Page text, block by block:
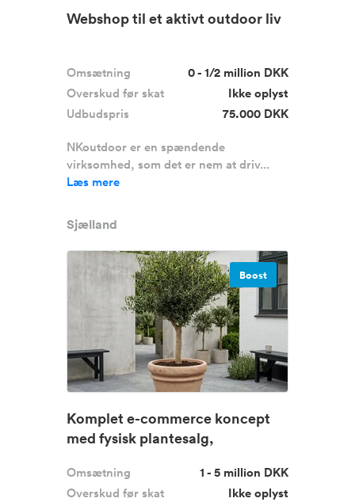
Webshop til et aktivt outdoor liv
Omsætning
0 - 1/2 million DKK
Overskud før skat
Ikke oplyst
Udbudspris
75.000 DKK
NKoutdoor er en spændende
virksomhed, som det er nem at driv...
Læs mere
Sjælland
Boost
Komplet e-commerce koncept
med fysisk plantesalg,
Omsætning
1 - 5 million DKK
Overskud før skat
Ikke oplyst